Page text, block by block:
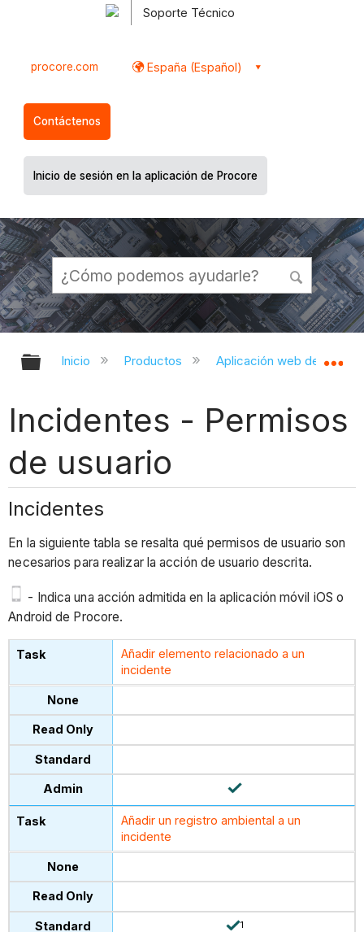
Soporte Técnico
procore.com España (Español)
Contáctenos
Inicio de sesión en la aplicación de Procore
Expandir/contraer jerarquía global
Inicio Productos Aplicación web de
Incidentes - Permisos
de usuario
Incidentes
En la siguiente tabla se resalta qué permisos de usuario son
necesarios para realizar la acción de usuario descrita.
- Indica una acción admitida en la aplicación móvil iOS o
Android de Procore.
Añadir elemento relacionado a un
incidente
Añadir un registro ambiental a un
incidente
1